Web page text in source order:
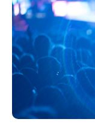
О компании
Карьера
Контакты
Клиенты и
Решения
DATAREON
DATAREON ESB
Пресс-центр
Новости
Анонсы
Услуги